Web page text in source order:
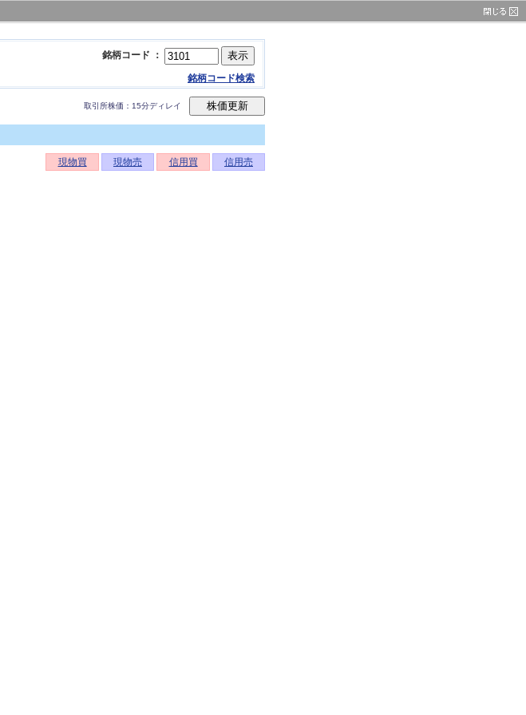
銘柄コード ：
銘柄コード検索
取引所株価：15分ディレイ
現物買 現物売 信用買 信用売